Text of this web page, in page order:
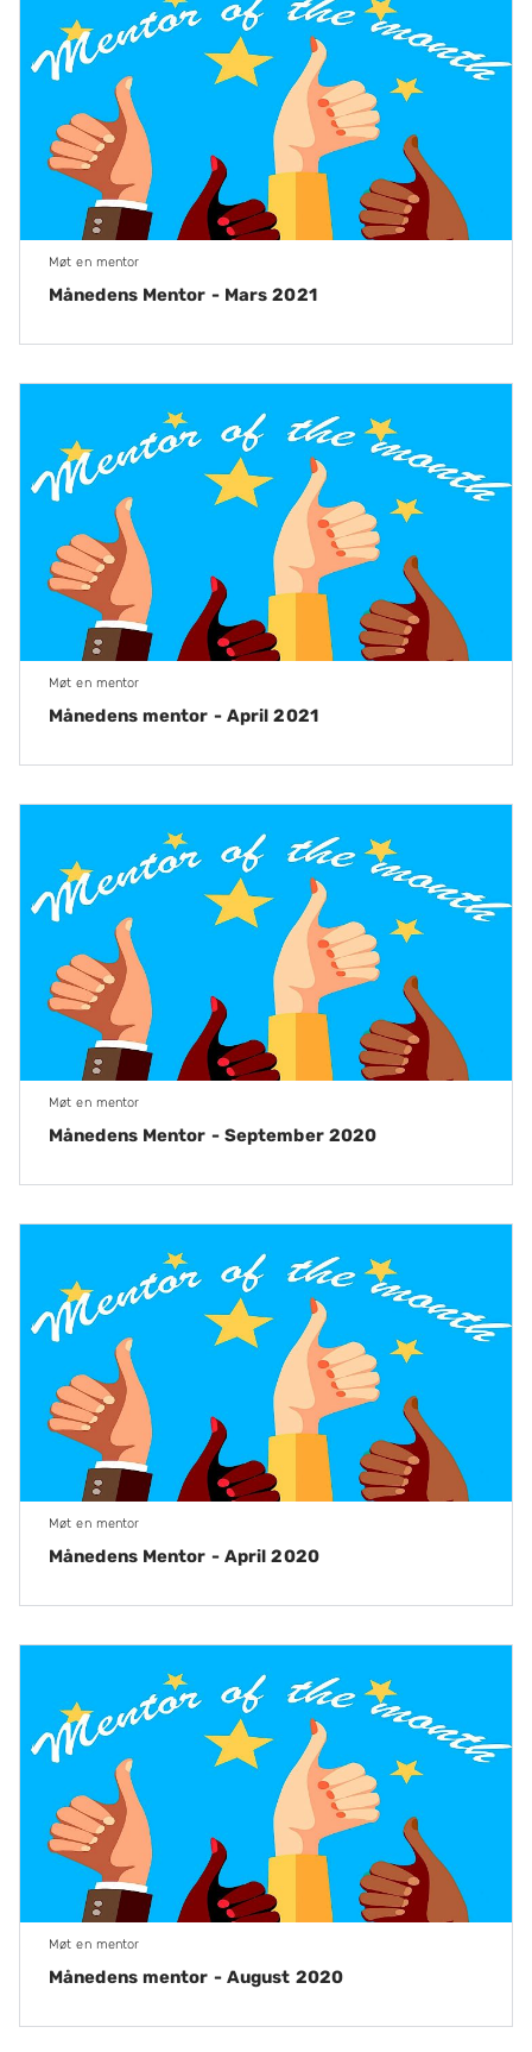
Møt en mentor
Månedens Mentor - Mars 2021
Møt en mentor
Månedens mentor - April 2021
Møt en mentor
Månedens Mentor - September 2020
Møt en mentor
Månedens Mentor - April 2020
Møt en mentor
Månedens mentor - August 2020